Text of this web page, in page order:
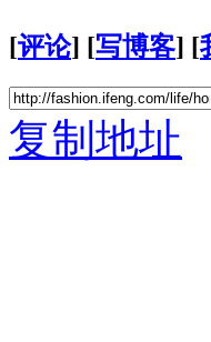
[评论] [写博客] [
复制地址